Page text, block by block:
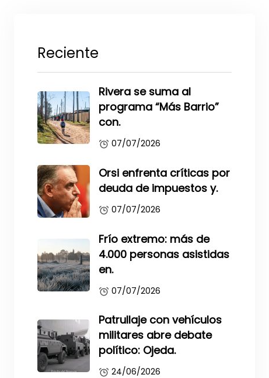
Reciente
Rivera se suma al
programa “Más Barrio”
con.
07/07/2026
Orsi enfrenta críticas por
deuda de impuestos y.
07/07/2026
Frío extremo: más de
4.000 personas asistidas
en.
07/07/2026
Patrullaje con vehículos
militares abre debate
político: Ojeda.
24/06/2026